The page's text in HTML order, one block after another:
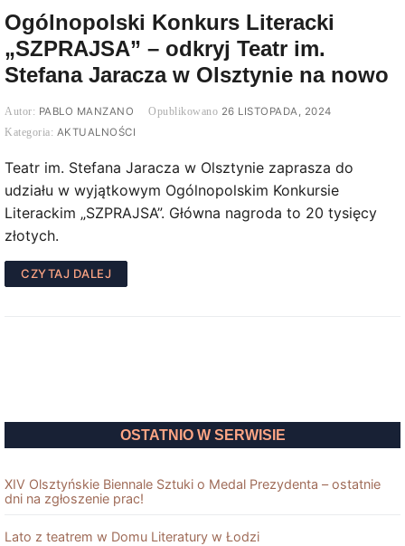
Ogólnopolski Konkurs Literacki
„SZPRAJSA” – odkryj Teatr im.
Stefana Jaracza w Olsztynie na nowo
PABLO MANZANO
26 LISTOPADA, 2024
AKTUALNOŚCI
Teatr im. Stefana Jaracza w Olsztynie zaprasza do
udziału w wyjątkowym Ogólnopolskim Konkursie
Literackim „SZPRAJSA”. Główna nagroda to 20 tysięcy
złotych.
CZYTAJ DALEJ
OSTATNIO W SERWISIE
XIV Olsztyńskie Biennale Sztuki o Medal Prezydenta – ostatnie
dni na zgłoszenie prac!
Lato z teatrem w Domu Literatury w Łodzi